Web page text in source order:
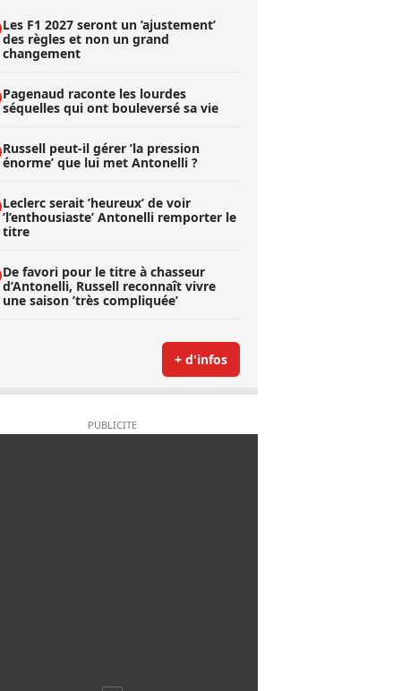
Les F1 2027 seront un ’ajustement’
des règles et non un grand
changement
Pagenaud raconte les lourdes
séquelles qui ont bouleversé sa vie
Russell peut-il gérer ’la pression
énorme’ que lui met Antonelli ?
Leclerc serait ’heureux’ de voir
’l’enthousiaste’ Antonelli remporter le
titre
De favori pour le titre à chasseur
d’Antonelli, Russell reconnaît vivre
une saison ’très compliquée’
+ d'infos